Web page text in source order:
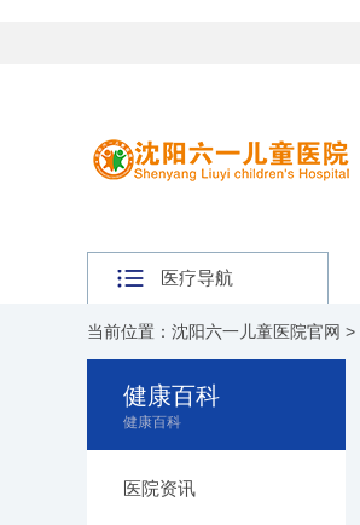
医疗导航
当前位置： 沈阳六一儿童医院官网 >
健康百科
健康百科
医院资讯